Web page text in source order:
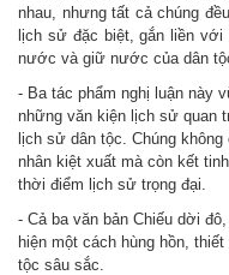
nhau, nhưng tất cả chúng
lịch sử đặc biệt, gắn liền
nước và giữ nước của dân
- Ba tác phẩm nghị luận này
những văn kiện lịch sử quan
lịch sử dân tộc. Chúng
nhân kiệt xuất mà còn kết
thời điểm lịch sử trọng đại.
- Cả ba văn bản Chiếu dời
hiện một cách hùng hồn,
tộc sâu sắc.